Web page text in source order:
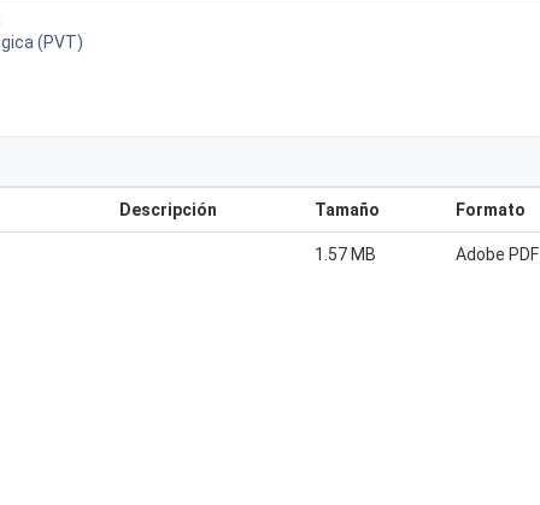
(PVT)
Descripción Tamaño Formato
1.57 MB Adobe PDF